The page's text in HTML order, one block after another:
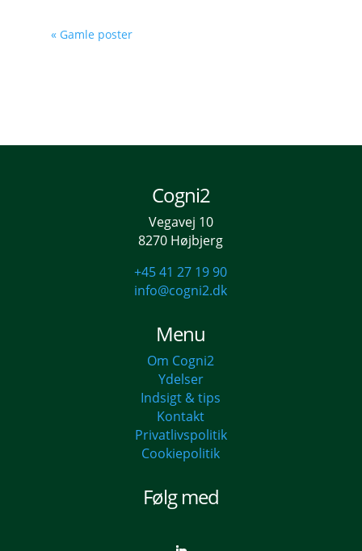
« Gamle poster
Cogni2
Vegavej 10
8270 Højbjerg
+45 41 27 19 90
info@cogni2.dk
Menu
Om Cogni2
Ydelser
Indsigt & tips
Kontakt
Privatlivspolitik
Cookiepolitik
Følg med